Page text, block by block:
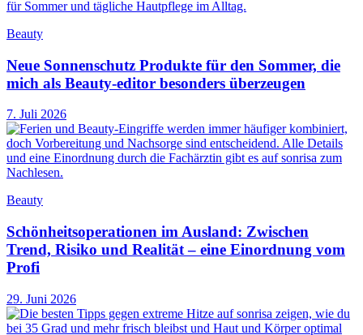
Beauty
Neue Sonnenschutz Produkte für den Sommer, die
mich als Beauty-editor besonders überzeugen
7. Juli 2026
Beauty
Schönheitsoperationen im Ausland: Zwischen
Trend, Risiko und Realität – eine Einordnung vom
Profi
29. Juni 2026